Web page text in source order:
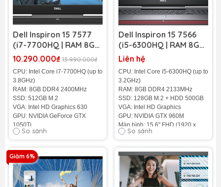
Dell Inspiron 15 7577
(i7-7700HQ | RAM 8GB
| SSD 512GB | NVIDIA
15.6 inch FHD)
10.290.000₫ 13.990.000₫
CPU: Intel Core i7-7700HQ (up to
3.8GHz)
RAM: 8GB DDR4 2400MHz
SSD: 512GB M.2
VGA: Intel HD Graphics 630
GPU: NVIDIA GeForce GTX
1050Ti
Màn hình: 15.6" FHD (1920 x
Cân nặng: 2.5Kg
Màu sắc: Đen
Pin: 6-cell, 74Wh
So sánh
Dell Inspiron 15 7566
(i5-6300HQ | RAM 8GB
| SSD 128GB + HDD
500GB | NVIDIA GTX
960M | 15.6 inch FHD)
Liên hệ
CPU: Intel Core i5-6300HQ (up to
3.2GHz)
RAM: 8GB DDR4 2133MHz
SSD: 128GB M.2 + HDD 500GB
VGA: Intel HD Graphics
GPU: NVIDIA GTX 960M
Màn hình: 15.6" FHD (1920 x
1080)
Màu sắc: Đen
Pin: 6-cell, 74Wh
Tình trạng: 98%
So sánh
Giảm 6%